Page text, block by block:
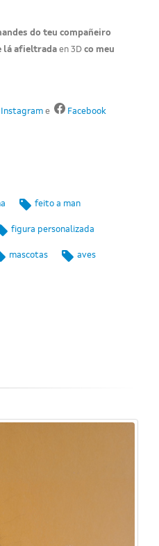
do teu compañeiro
lá afieltrada en 3D co meu
Instagram e Facebook
feito a man
figura personalizada
mascotas aves